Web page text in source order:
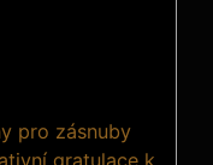
pro zásnuby
gratulace k